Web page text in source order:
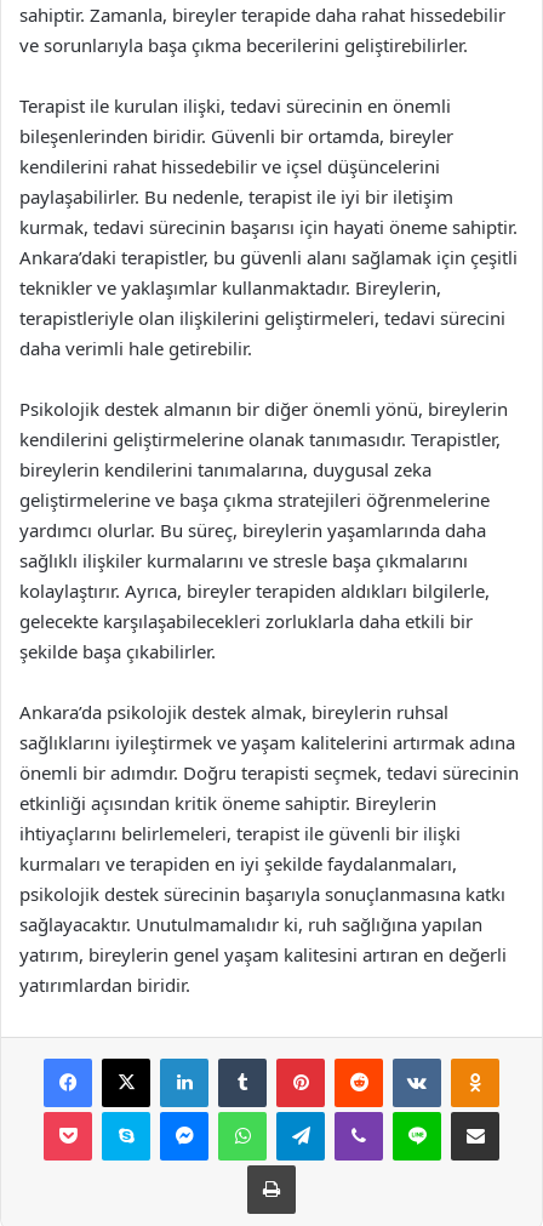
sahiptir. Zamanla, bireyler terapide daha rahat hissedebilir
ve sorunlarıyla başa çıkma becerilerini geliştirebilirler.
Terapist ile kurulan ilişki, tedavi sürecinin en önemli
bileşenlerinden biridir. Güvenli bir ortamda, bireyler
kendilerini rahat hissedebilir ve içsel düşüncelerini
paylaşabilirler. Bu nedenle, terapist ile iyi bir iletişim
kurmak, tedavi sürecinin başarısı için hayati öneme sahiptir.
Ankara’daki terapistler, bu güvenli alanı sağlamak için çeşitli
teknikler ve yaklaşımlar kullanmaktadır. Bireylerin,
terapistleriyle olan ilişkilerini geliştirmeleri, tedavi sürecini
daha verimli hale getirebilir.
Psikolojik destek almanın bir diğer önemli yönü, bireylerin
kendilerini geliştirmelerine olanak tanımasıdır. Terapistler,
bireylerin kendilerini tanımalarına, duygusal zeka
geliştirmelerine ve başa çıkma stratejileri öğrenmelerine
yardımcı olurlar. Bu süreç, bireylerin yaşamlarında daha
sağlıklı ilişkiler kurmalarını ve stresle başa çıkmalarını
kolaylaştırır. Ayrıca, bireyler terapiden aldıkları bilgilerle,
gelecekte karşılaşabilecekleri zorluklarla daha etkili bir
şekilde başa çıkabilirler.
Ankara’da psikolojik destek almak, bireylerin ruhsal
sağlıklarını iyileştirmek ve yaşam kalitelerini artırmak adına
önemli bir adımdır. Doğru terapisti seçmek, tedavi sürecinin
etkinliği açısından kritik öneme sahiptir. Bireylerin
ihtiyaçlarını belirlemeleri, terapist ile güvenli bir ilişki
kurmaları ve terapiden en iyi şekilde faydalanmaları,
psikolojik destek sürecinin başarıyla sonuçlanmasına katkı
sağlayacaktır. Unutulmamalıdır ki, ruh sağlığına yapılan
yatırım, bireylerin genel yaşam kalitesini artıran en değerli
yatırımlardan biridir.
Facebook
X LinkedInTumblr PinterestReddit VKontakte
Pocket Skype MessengerWhatsAppTelegramViber Line E-Posta ile
Yazdır